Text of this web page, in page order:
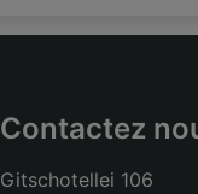
Contactez
Gitschotellei 106